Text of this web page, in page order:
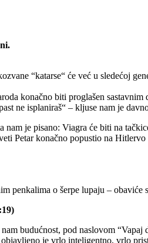
“katarse“ će već u sledećoj
konačno biti proglašen
ne isplaniraš“ – kljuse nam je
je pisano: Viagra će biti na
Petar konačno popustio na
penkalima o šerpe lupaju – obaviće
budućnost, pod naslovom
je vrlo inteligentno, vrlo